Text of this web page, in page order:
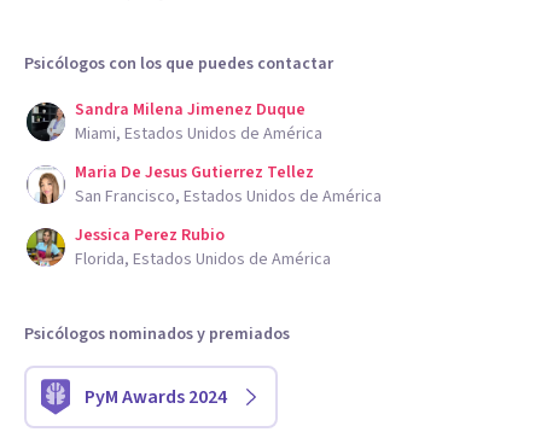
Psicólogos con los que puedes contactar
Sandra Milena Jimenez Duque
Miami, Estados Unidos de América
Maria De Jesus Gutierrez Tellez
San Francisco, Estados Unidos de América
Jessica Perez Rubio
Florida, Estados Unidos de América
Psicólogos nominados y premiados
PyM Awards 2024